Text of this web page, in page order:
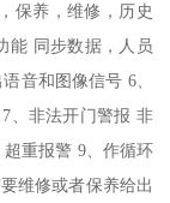
保养，维修，历史
能 同步数据，人员
音和图像信号 6、
、非法开门警报 非
重报警 9、作循环
维修或者保养给出